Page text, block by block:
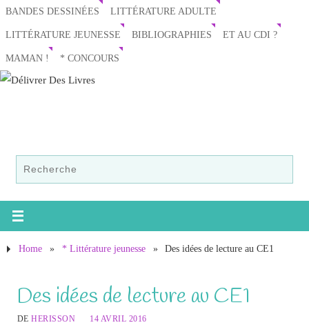
BANDES DESSINÉES LITTÉRATURE ADULTE
LITTÉRATURE JEUNESSE BIBLIOGRAPHIES ET AU CDI ?
MAMAN ! * CONCOURS
Home » * Littérature jeunesse » Des idées de lecture au CE1
Des idées de lecture au CE1
DEHERISSON
14 AVRIL 2016